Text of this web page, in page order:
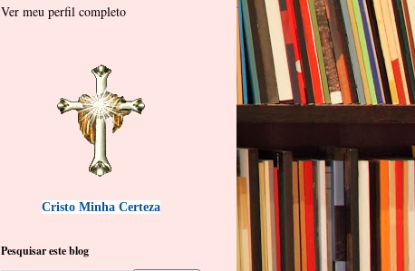
Ver meu perfil completo
Cristo Minha Certeza
Pesquisar este blog